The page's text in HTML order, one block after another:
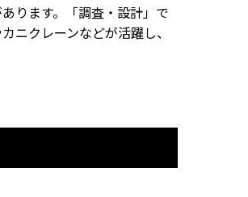
ります。「調査・設計」で
ニクレーンなどが活躍し、